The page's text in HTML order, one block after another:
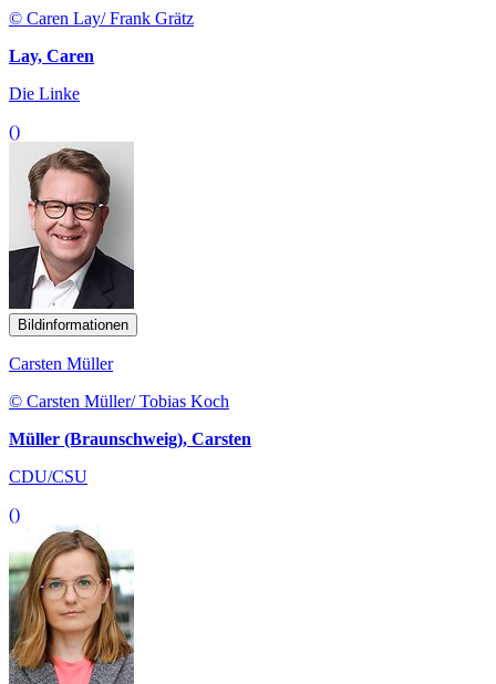
© Caren Lay/ Frank Grätz
Lay, Caren
Die Linke
()
Bildinformationen
Carsten Müller
© Carsten Müller/ Tobias Koch
Müller (Braunschweig), Carsten
CDU/CSU
()